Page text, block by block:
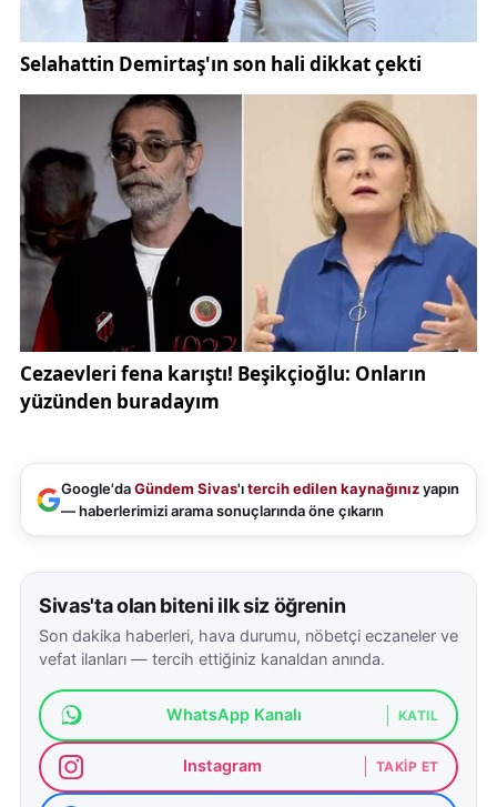
Google'daGündem Sivas'ıtercih edilen kaynağınızyapın
— haberlerimizi arama sonuçlarında öne çıkarın
Sivas'ta olan biteni ilk siz öğrenin
Son dakika haberleri, hava durumu, nöbetçi eczaneler ve
vefat ilanları — tercih ettiğiniz kanaldan anında.
WhatsApp Kanalı KATIL
Instagram TAKIP ET